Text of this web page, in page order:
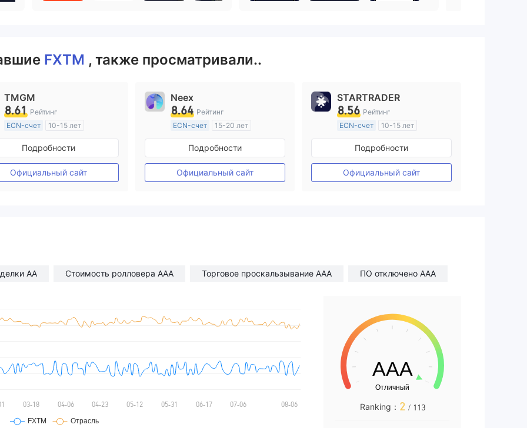
FXTM , также просматривали..
TMGM
8.61 Рейтинг
ECN-счет
10-15 лет
Регулирование в Австралия
Маркет-Мейкинг (MM)
Основной стандарт MT4
Подробности
Официальный сайт
Neex
8.64 Рейтинг
ECN-счет
15-20 лет
Регулирование в Австралия
Маркет-Мейкинг (MM)
Основной стандарт MT4
Подробности
Официальный сайт
STARTRADER
8.56 Рейтинг
ECN-счет
10-15 лет
Регулирование в Австралия
Маркет-Мейкинг (MM)
Основной стандарт MT4
Подробности
Официальный сайт
AA Стоимость ролловера AAA Торговое проскальзывание AAA ПО отключено AAA
Ranking： 2 / 113